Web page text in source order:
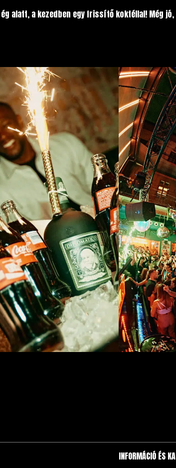
alatt, a kezedben egy frissítő koktéllal! Még
INFORMÁCIÓ ÉS